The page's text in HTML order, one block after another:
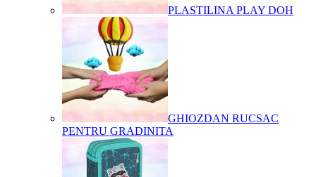
PLASTILINA PLAY DOH
GHIOZDAN RUCSAC
PENTRU GRADINITA